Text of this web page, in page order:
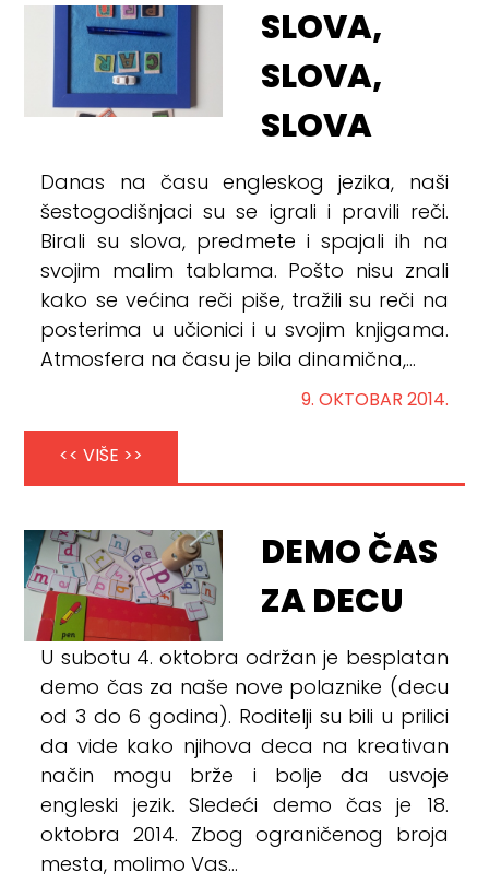
SLOVA,
SLOVA,
SLOVA
Danas na času engleskog jezika, naši
šestogodišnjaci su se igrali i pravili reči.
Birali su slova, predmete i spajali ih na
svojim malim tablama. Pošto nisu znali
kako se većina reči piše, tražili su reči na
posterima u učionici i u svojim knjigama.
Atmosfera na času je bila dinamična,...
9. OKTOBAR 2014.
<< VIŠE >>
DEMO ČAS
ZA DECU
U subotu 4. oktobra održan je besplatan
demo čas za naše nove polaznike (decu
od 3 do 6 godina). Roditelji su bili u prilici
da vide kako njihova deca na kreativan
način mogu brže i bolje da usvoje
engleski jezik. Sledeći demo čas je 18.
oktobra 2014. Zbog ograničenog broja
mesta, molimo Vas...